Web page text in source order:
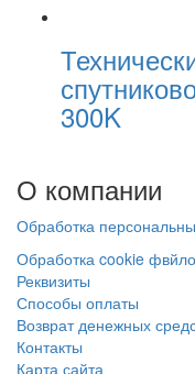
300K
О компании
Обработка
Обработка cookie
Реквизиты
Способы оплаты
Возврат денежных
Контакты
Карта сайта